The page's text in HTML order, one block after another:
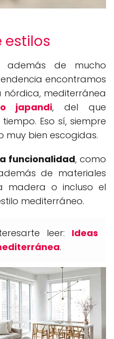
estilos
además de mucho
encontramos
mediterránea
japandi, del que
Eso sí, siempre
muy bien escogidas.
funcionalidad, como
de materiales
madera o incluso el
mediterráneo.
leer: Ideas
.